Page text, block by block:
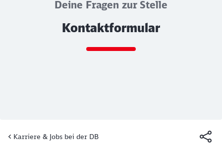
Deine Fragen zur Stelle
Kontaktformular
Ende des Sliders
Karriere & Jobs bei der DB